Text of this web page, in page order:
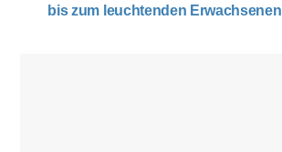
bis zum leuchtenden Erwachsenen